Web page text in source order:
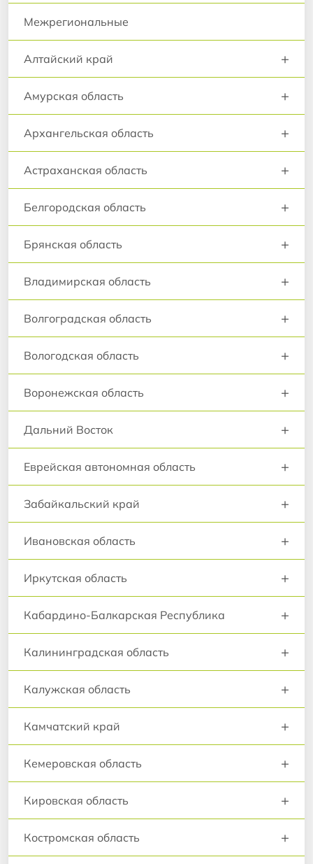
Межрегиональные
Алтайский край +
Амурская область +
Архангельская область +
Астраханская область +
Белгородская область +
Брянская область +
Владимирская область +
Волгоградская область +
Вологодская область +
Воронежская область +
Дальний Восток +
Еврейская автономная область +
Забайкальский край +
Ивановская область +
Иркутская область +
Кабардино-Балкарская Республика +
Калининградская область +
Калужская область +
Камчатский край +
Кемеровская область +
Кировская область +
Костромская область +